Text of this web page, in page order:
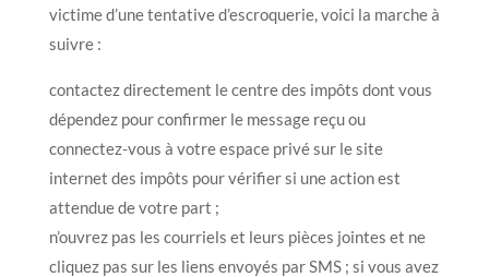
victime d’une tentative d’escroquerie, voici la marche à
suivre :
contactez directement le centre des impôts dont vous
dépendez pour confirmer le message reçu ou
connectez-vous à votre espace privé sur le site
internet des impôts pour vérifier si une action est
attendue de votre part ;
n’ouvrez pas les courriels et leurs pièces jointes et ne
cliquez pas sur les liens envoyés par SMS ; si vous avez